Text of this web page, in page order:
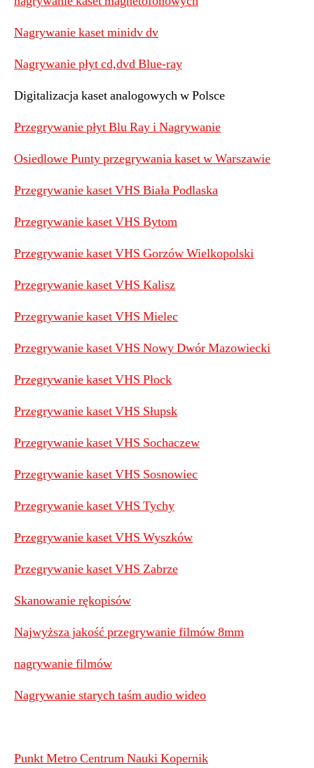
Nagrywanie kaset minidv dv
Nagrywanie płyt cd,dvd Blue-ray
Digitalizacja kaset analogowych w Polsce
Przegrywanie płyt Blu Ray i Nagrywanie
Osiedlowe Punty przegrywania kaset w Warszawie
Przegrywanie kaset VHS Biała Podlaska
Przegrywanie kaset VHS Bytom
Przegrywanie kaset VHS Gorzów Wielkopolski
Przegrywanie kaset VHS Kalisz
Przegrywanie kaset VHS Mielec
Przegrywanie kaset VHS Nowy Dwór Mazowiecki
Przegrywanie kaset VHS Płock
Przegrywanie kaset VHS Słupsk
Przegrywanie kaset VHS Sochaczew
Przegrywanie kaset VHS Sosnowiec
Przegrywanie kaset VHS Tychy
Przegrywanie kaset VHS Wyszków
Przegrywanie kaset VHS Zabrze
Skanowanie rękopisów
Najwyższa jakość przegrywanie filmów 8mm
nagrywanie filmów
Nagrywanie starych taśm audio wideo
Punkt Metro Centrum Nauki Kopernik